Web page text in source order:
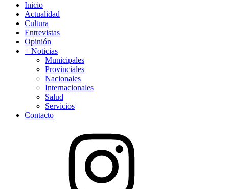
Inicio
Actualidad
Cultura
Entrevistas
Opinión
+ Noticias
Municipales
Provinciales
Nacionales
Internacionales
Salud
Servicios
Contacto